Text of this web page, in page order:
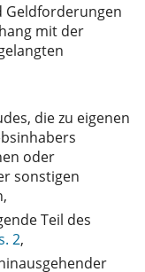
Geldforderungen
mit der
die zu eigenen
oder
sonstigen
Teil des
2,